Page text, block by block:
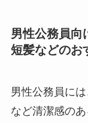
男性公務員向
短髪などのお
男性公務員に
など清潔感のあ